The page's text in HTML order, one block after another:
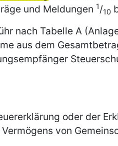
und Meldungen 1/10
nach Tabelle A
aus dem
oder der
von